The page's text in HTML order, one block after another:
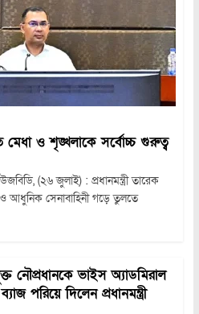
ও শৃঙ্খলাকে সর্বোচ্চ গুরুত্ব
(২৬ জুলাই) : প্রধানমন্ত্রী তারেক
আধুনিক সেনাবাহিনী গড়ে তুলতে
নৌপ্রধানকে ভাইস অ্যাডমিরাল
পরিয়ে দিলেন প্রধানমন্ত্রী